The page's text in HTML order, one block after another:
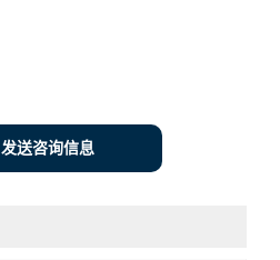
发送咨询信息